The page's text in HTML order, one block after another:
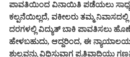
ಪಾವತಿಯಿಂದ ವಿನಾಯಿತಿ ಪಡೆಯಲು
ಕಲ್ಪನೆಯಿಲ್ಲದೆ, ವಕೀಲರು ತಮ್ಮ
ದರಗಳಲ್ಲಿ ವಿದ್ಯುತ್ ಬಾಕಿ ಪಾವತಿಸಲು
ಹೇಳಬಹುದು, ಆದ್ದರಿಂದ, ಈ
ಶುಲ್ಕವನ್ನು ವಿಧಿಸುವಾಗ ಪ್ರತಿವಾದಿಯು